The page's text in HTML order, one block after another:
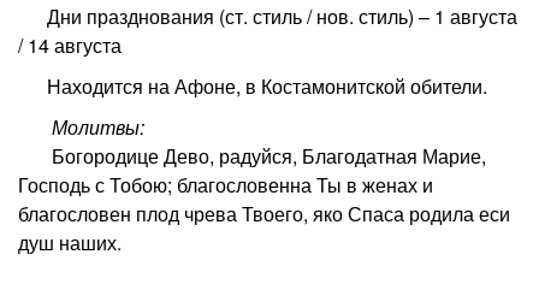
Дни празднования (ст. стиль / нов. стиль) – 1 августа
/ 14 августа
Находится на Афоне, в Костамонитской обители.
Молитвы:
Богородице Дево, радуйся, Благодатная Марие,
Господь с Тобою; благословенна Ты в женах и
благословен плод чрева Твоего, яко Спаса родила еси
душ наших.